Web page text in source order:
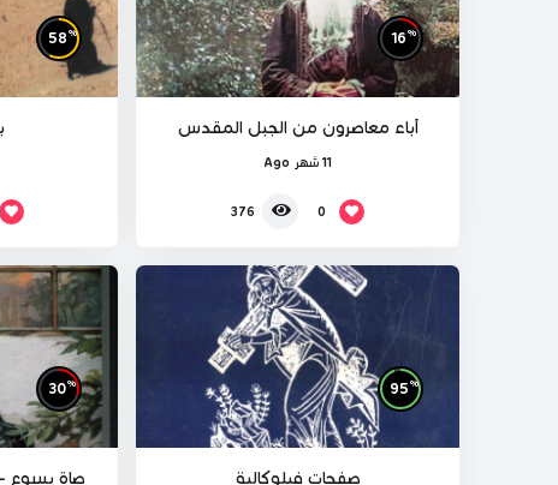
16 %
آباء معاصرون من الجبل المقدس
11 شهر Ago
0
376
58 %
95 %
صفحات فيلوكالية
30%
صاة يسوع –